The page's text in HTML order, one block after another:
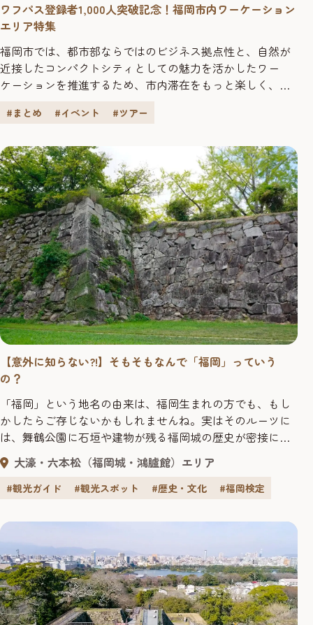
ワフパス登録者1,000人突破記念！福岡市内ワーケーション
エリア特集
福岡市では、都市部ならではのビジネス拠点性と、自然が
近接したコンパクトシティとしての魅力を活かしたワー
ケーションを推進するため、市内滞在をもっと楽しく、
「ワフパス」（ワーケーションフレンドリーパス）を運用
破したことを記念して、福岡市内におけるワーケーション
の楽しみ方について、各エリア...
#まとめ #イベント #ツアー
【意外に知らない?!】そもそもなんで「福岡」っていう
の？
「福岡」という地名の由来は、福岡生まれの方でも、もし
かしたらご存じないかもしれませんね。実はそのルーツに
は、舞鶴公園に石垣や建物が残る福岡城の歴史が密接にか
かわっています。この記事では、福岡城の歴史から「福
岡」の地名の由来に迫ります。歴史に想いを馳せれば、福
岡がもっと好きになるはずです！ 福岡城を築城した黒田長
福岡...
大濠・六本松（福岡城・鴻臚館）エリア
#観光ガイド #観光スポット #歴史・文化 #福岡検定